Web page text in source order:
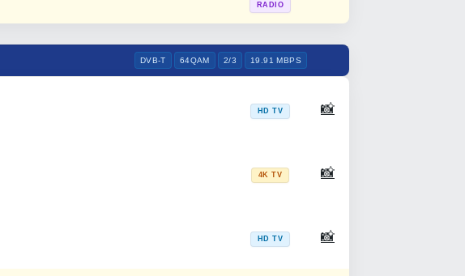
RADIO
DVB-T 64QAM 2/3 19.91 MBPS
HD TV 📸
4K TV 📸
HD TV 📸